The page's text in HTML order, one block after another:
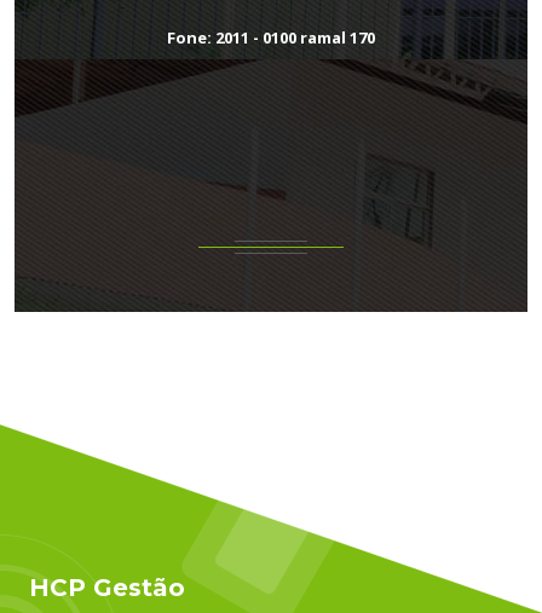
Fone: 2011 - 0100 ramal 170
HCP Gestão